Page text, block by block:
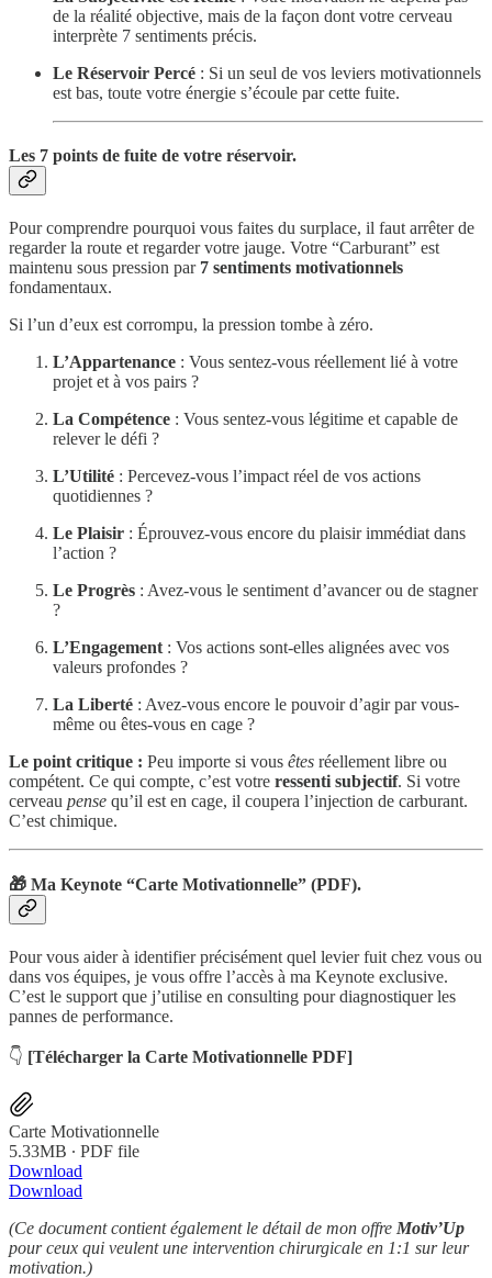
de la réalité objective, mais de la façon dont votre cerveau
interprète 7 sentiments précis.
Le Réservoir Percé : Si un seul de vos leviers motivationnels
est bas, toute votre énergie s’écoule par cette fuite.
Les 7 points de fuite de votre réservoir.
Pour comprendre pourquoi vous faites du surplace, il faut arrêter de
regarder la route et regarder votre jauge. Votre “Carburant” est
maintenu sous pression par 7 sentiments motivationnels
fondamentaux.
Si l’un d’eux est corrompu, la pression tombe à zéro.
L’Appartenance : Vous sentez-vous réellement lié à votre
projet et à vos pairs ?
La Compétence : Vous sentez-vous légitime et capable de
relever le défi ?
L’Utilité : Percevez-vous l’impact réel de vos actions
quotidiennes ?
Le Plaisir : Éprouvez-vous encore du plaisir immédiat dans
l’action ?
Le Progrès : Avez-vous le sentiment d’avancer ou de stagner
?
L’Engagement: Vos actions sont-elles alignées avec vos
valeurs profondes ?
La Liberté : Avez-vous encore le pouvoir d’agir par vous-
même ou êtes-vous en cage ?
Le point critique : Peu importe si vous êtes réellement libre ou
compétent. Ce qui compte, c’est votre ressenti subjectif. Si votre
cerveau pense qu’il est en cage, il coupera l’injection de carburant.
C’est chimique.
🎁 Ma Keynote “Carte Motivationnelle” (PDF).
Pour vous aider à identifier précisément quel levier fuit chez vous ou
dans vos équipes, je vous offre l’accès à ma Keynote exclusive.
C’est le support que j’utilise en consulting pour diagnostiquer les
pannes de performance.
👇 [Télécharger la Carte Motivationnelle PDF]
Carte Motivationnelle
5.33MB ∙ PDF file
Download
Download
(Ce document contient également le détail de mon offre Motiv’Up
pour ceux qui veulent une intervention chirurgicale en 1:1 sur leur
motivation.)